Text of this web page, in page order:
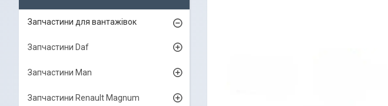
Запчастини для вантажівок
Запчастини Daf
Запчастини Man
Запчастини Renault Magnum